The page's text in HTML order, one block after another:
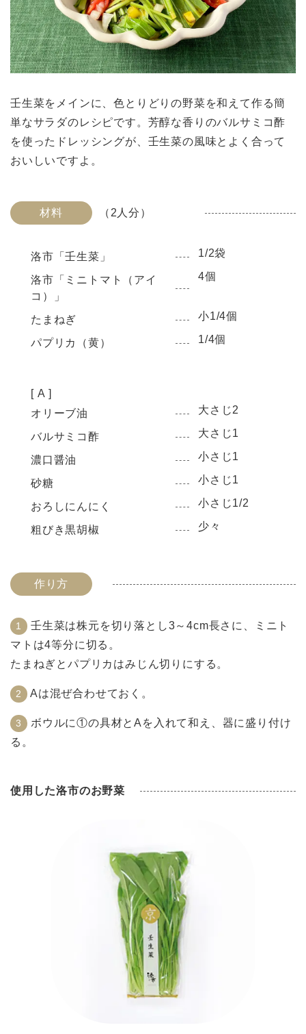
壬生菜をメインに、色とりどりの野菜を和えて作る簡
単なサラダのレシピです。芳醇な香りのバルサミコ酢
を使ったドレッシングが、壬生菜の風味とよく合って
おいしいですよ。
材料 （2人分）
洛市「壬生菜」 1/2袋
洛市「ミニトマト（アイ
コ）」
4個
たまねぎ 小1/4個
パプリカ（黄） 1/4個
[ A ]
オリーブ油
大さじ2
バルサミコ酢 大さじ1
濃口醤油 小さじ1
砂糖 小さじ1
おろしにんにく 小さじ1/2
粗びき黒胡椒 少々
作り方
壬生菜は株元を切り落とし3～4cm長さに、ミニト
マトは4等分に切る。
たまねぎとパプリカはみじん切りにする。
Aは混ぜ合わせておく。
ボウルに①の具材とAを入れて和え、器に盛り付け
る。
使用した洛市のお野菜